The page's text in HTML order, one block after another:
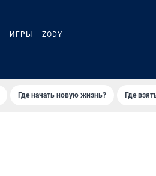
ИГРЫ ZODY
Где начать новую жизнь? Где